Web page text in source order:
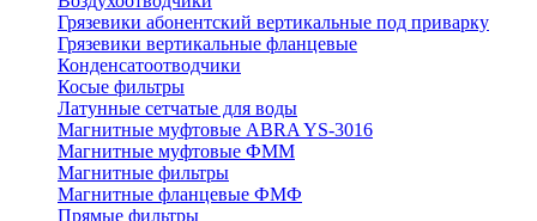
Грязевики абонентский вертикальные под приварку
Грязевики вертикальные фланцевые
Конденсатоотводчики
Косые фильтры
Латунные сетчатые для воды
Магнитные муфтовые ABRA YS-3016
Магнитные муфтовые ФММ
Магнитные фильтры
Магнитные фланцевые ФМФ
Прямые фильтры